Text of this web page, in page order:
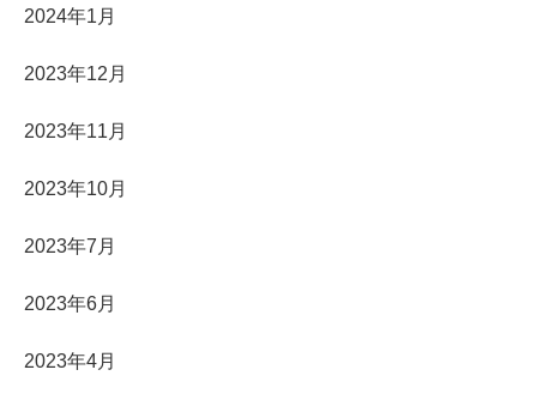
2024年1月
2023年12月
2023年11月
2023年10月
2023年7月
2023年6月
2023年4月